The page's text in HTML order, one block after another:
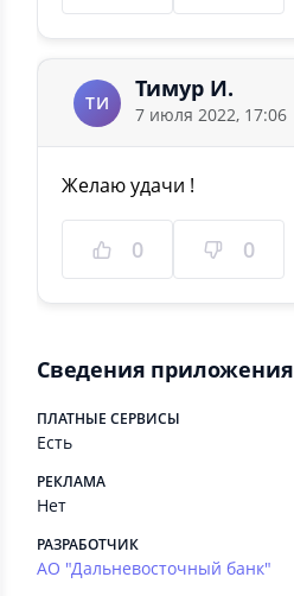
ТИ
Тимур И.
7 июля 2022, 17:06
Желаю удачи !
0 0
Сведения приложения
ПЛАТНЫЕ СЕРВИСЫ
Есть
РЕКЛАМА
Нет
РАЗРАБОТЧИК
АО "Дальневосточный банк"